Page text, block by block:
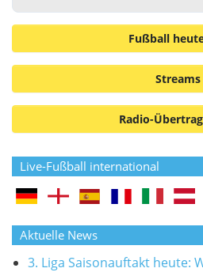
Fußball
Streams
Radio-
Live-Fußball international
Aktuelle News
3. Liga Saisonauftakt heute: